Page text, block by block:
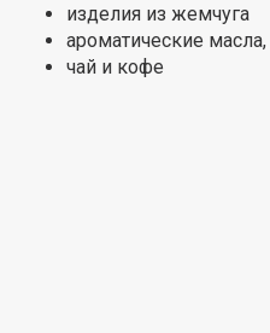
изделия из жемчуга
ароматические
чай и кофе